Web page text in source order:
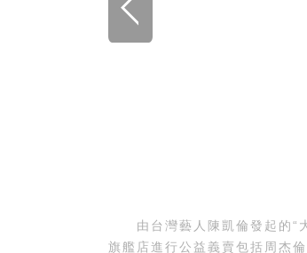
由台灣藝人陳凱倫發起的“
旗艦店進行公益義賣包括周杰